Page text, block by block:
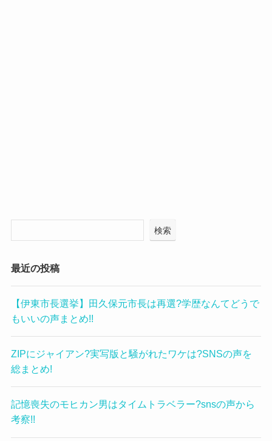
検索
最近の投稿
【伊東市長選挙】田久保元市長は再選?学歴なんてどうで
もいいの声まとめ!!
ZIPにジャイアン?実写版と騒がれたワケは?SNSの声を
総まとめ!
記憶喪失のモヒカン男はタイムトラベラー?snsの声から
考察!!